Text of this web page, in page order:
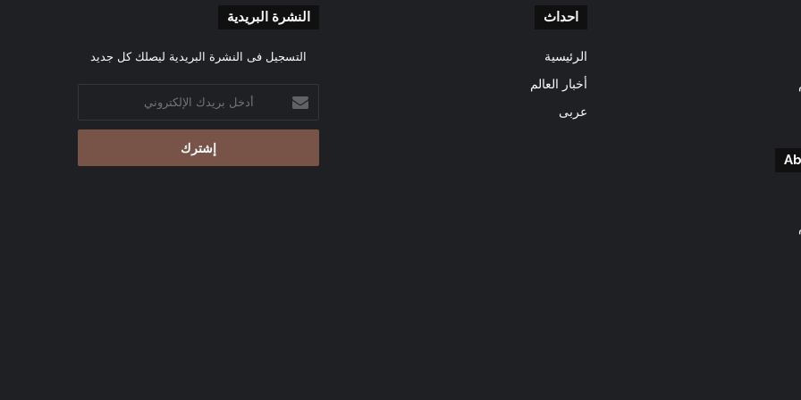
احداث
الرئيسية
أخبار العالم
عربى
النشرة البريدية
التسجيل فى النشرة البريدية ليصلك كل جديد
بريدك
الإلكتروني